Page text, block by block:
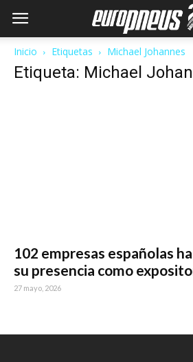
Inicio Etiquetas Michael Johannes
Etiqueta: Michael
102 empresas españolas
su presencia como
27 mayo, 2026